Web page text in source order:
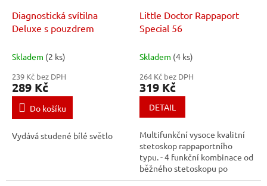
Diagnostická svítilna
Deluxe s pouzdrem
Skladem (2 ks)
239 Kč bez DPH
289 Kč
Do košíku
Vydává studené bílé světlo
Little Doctor Rappaport
Special 56
Skladem (4 ks)
264 Kč bez DPH
319 Kč
DETAIL
Multifunkční vysoce kvalitní
stetoskop rappaportního
typu. - 4 funkční kombinace od
běžného stetoskopu po
neonatální stetoskop - délka